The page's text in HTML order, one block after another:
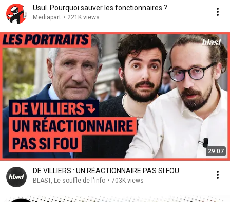
Usul. Pourquoi sauver les fonctionnaires ?
Mediapart • 221K views
29:07
DE VILLIERS : UN RÉACTIONNAIRE PAS SI FOU
BLAST, Le souffle de l'info • 703K views